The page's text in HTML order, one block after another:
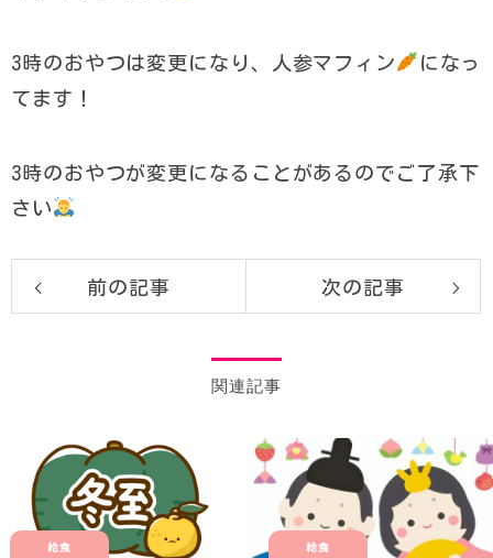
3時のおやつは変更になり、人参マフィン
になっ
てます！
3時のおやつが変更になることがあるのでご了承下
さい
前の記事 次の記事
関連記事
給食 給食